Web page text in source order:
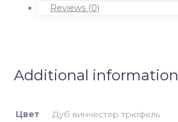
Reviews (0)
Additional information
Цвет Дуб винчестер трюфель